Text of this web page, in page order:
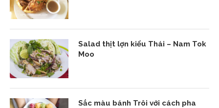
Salad thịt lợn kiểu Thái – Nam Tok
Moo
Sắc màu bánh Trôi với cách pha